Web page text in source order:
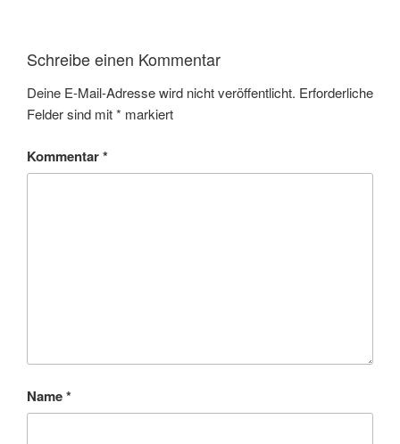
Schreibe einen Kommentar
Deine E-Mail-Adresse wird nicht veröffentlicht. Erforderliche
Felder sind mit* markiert
Kommentar*
Name*